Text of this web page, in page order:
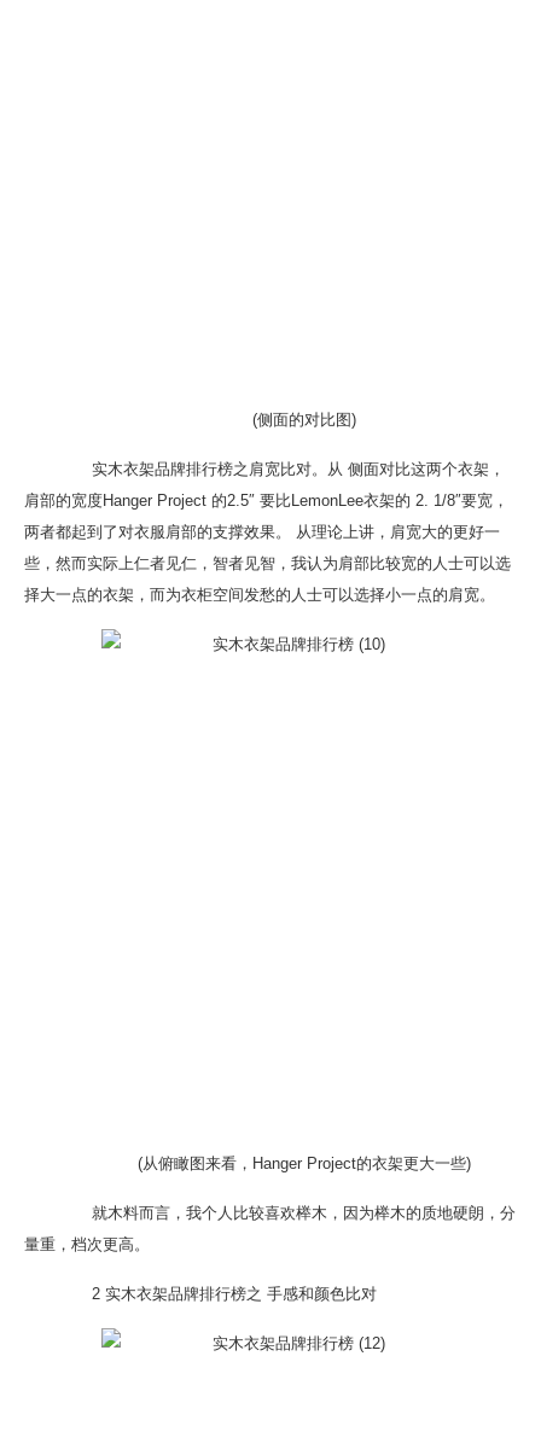
(侧面的对比图)
实木衣架品牌排行榜之肩宽比对。从 侧面对比这两个衣架，
肩部的宽度Hanger Project 的2.5″ 要比LemonLee衣架的 2. 1/8″要宽，
两者都起到了对衣服肩部的支撑效果。 从理论上讲，肩宽大的更好一
些，然而实际上仁者见仁，智者见智，我认为肩部比较宽的人士可以选
择大一点的衣架，而为衣柜空间发愁的人士可以选择小一点的肩宽。
(从俯瞰图来看，Hanger Project的衣架更大一些)
就木料而言，我个人比较喜欢榉木，因为榉木的质地硬朗，分
量重，档次更高。
2 实木衣架品牌排行榜之 手感和颜色比对